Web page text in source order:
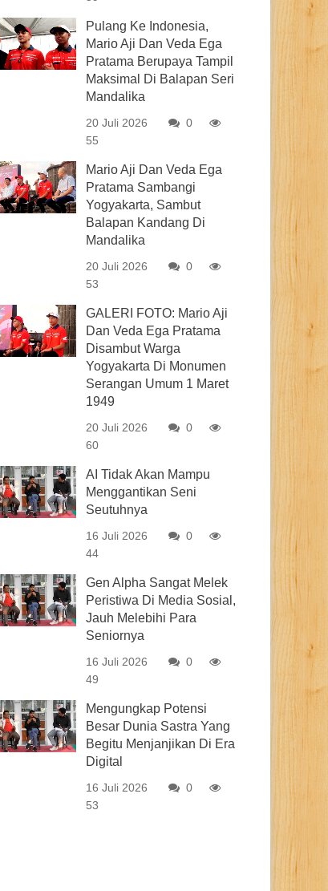
Pulang Ke Indonesia,
Mario Aji Dan Veda Ega
Pratama Berupaya Tampil
Maksimal Di Balapan Seri
Mandalika
20 Juli 2026
0
55
Mario Aji Dan Veda Ega
Pratama Sambangi
Yogyakarta, Sambut
Balapan Kandang Di
Mandalika
20 Juli 2026
0
53
GALERI FOTO: Mario Aji
Dan Veda Ega Pratama
Disambut Warga
Yogyakarta Di Monumen
Serangan Umum 1 Maret
1949
20 Juli 2026
0
60
AI Tidak Akan Mampu
Menggantikan Seni
Seutuhnya
16 Juli 2026
0
44
Gen Alpha Sangat Melek
Peristiwa Di Media Sosial,
Jauh Melebihi Para
Seniornya
16 Juli 2026
0
49
Mengungkap Potensi
Besar Dunia Sastra Yang
Begitu Menjanjikan Di Era
Digital
16 Juli 2026
0
53